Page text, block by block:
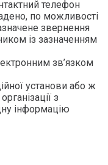
телефон
по можливості
звернення
із зазначенням
зв’язком
установи або ж
з
інформацію